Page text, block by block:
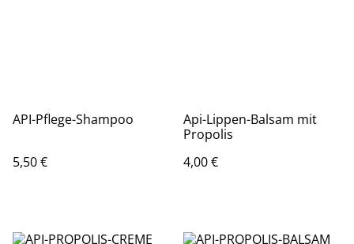
API-Pflege-Shampoo
5,50 €
Api-Lippen-Balsam mit
Propolis
4,00 €